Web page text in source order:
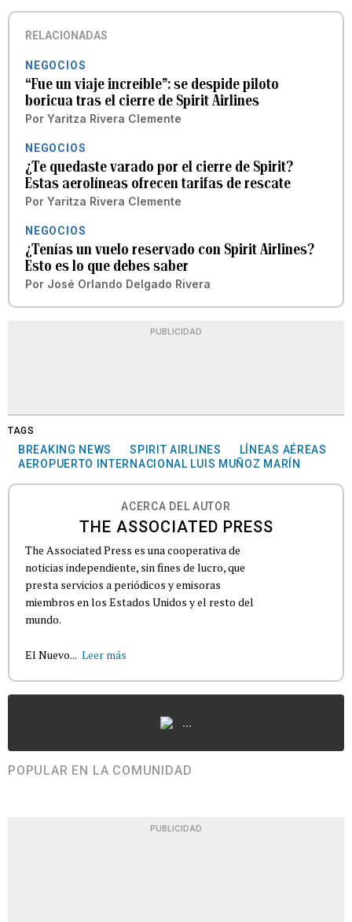
RELACIONADAS
NEGOCIOS
“Fue un viaje increíble”: se despide piloto
boricua tras el cierre de Spirit Airlines
Por Yaritza Rivera Clemente
NEGOCIOS
¿Te quedaste varado por el cierre de Spirit?
Estas aerolíneas ofrecen tarifas de rescate
Por Yaritza Rivera Clemente
NEGOCIOS
¿Tenías un vuelo reservado con Spirit Airlines?
Esto es lo que debes saber
Por José Orlando Delgado Rivera
PUBLICIDAD
TAGS
BREAKING NEWS SPIRIT AIRLINES
LÍNEAS AÉREAS
AEROPUERTO INTERNACIONAL LUIS MUÑOZ MARÍN
ACERCA DEL AUTOR
THE ASSOCIATED PRESS
The Associated Press es una cooperativa de
noticias independiente, sin fines de lucro, que
presta servicios a periódicos y emisoras
miembros en los Estados Unidos y el resto del
mundo.
El Nuevo... Leer más
...
POPULAR EN LA COMUNIDAD
PUBLICIDAD